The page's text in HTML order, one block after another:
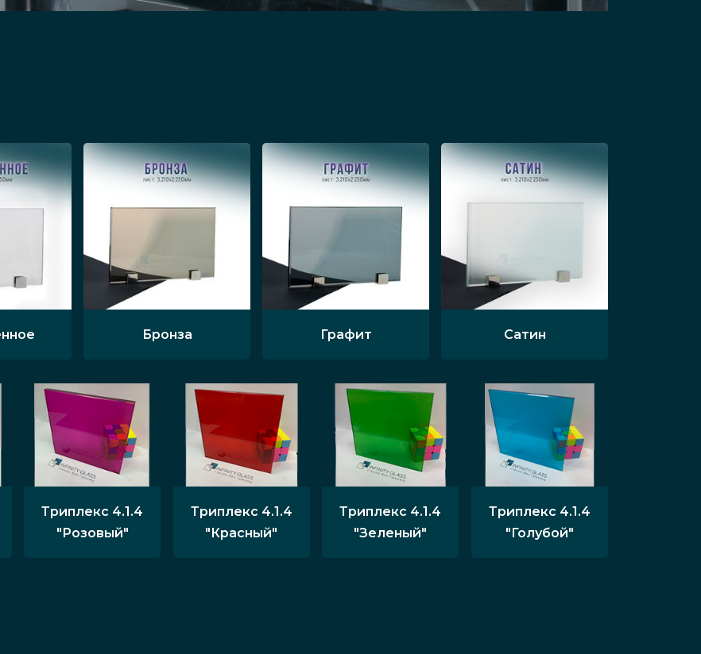
Бронза Графит Сатин
Триплекс 4.1.4
"Розовый"
Триплекс 4.1.4
"Красный"
Триплекс 4.1.4
"Зеленый"
Триплекс 4.1.4
"Голубой"